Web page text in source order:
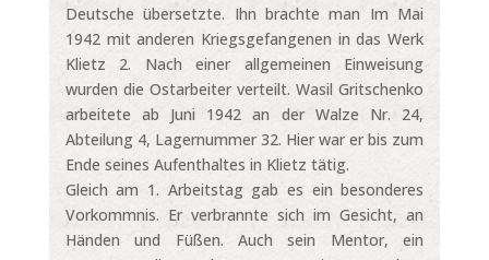
Deutsche übersetzte. Ihn brachte man Im Mai
1942 mit anderen Kriegsgefangenen in das Werk
Klietz 2. Nach einer allgemeinen Einweisung
wurden die Ostarbeiter verteilt. Wasil Gritschenko
arbeitete ab Juni 1942 an der Walze Nr. 24,
Abteilung 4, Lagernummer 32. Hier war er bis zum
Ende seines Aufenthaltes in Klietz tätig.
Gleich am 1. Arbeitstag gab es ein besonderes
Vorkommnis. Er verbrannte sich im Gesicht, an
Händen und Füßen. Auch sein Mentor, ein